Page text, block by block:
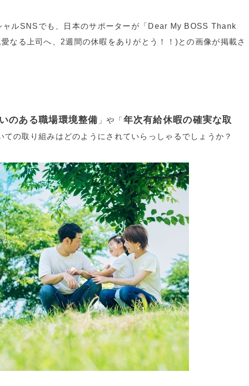
ャルSNSでも、日本のサポーターが「Dear My BOSS Thank
なる上司へ、2週間の休暇をありがとう！！)との画像が掲載さ
のある職場環境整備 」や「 年次有給休暇の確実な取
ての取り組みはどのようにされていらっしゃるでしょうか？